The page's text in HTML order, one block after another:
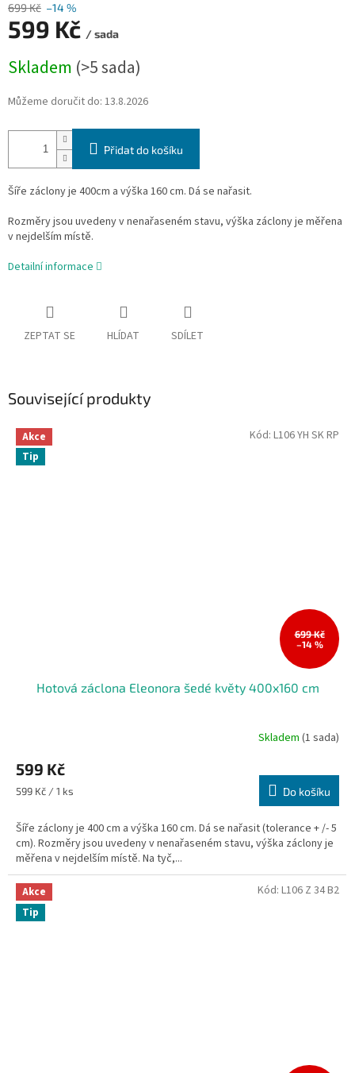
699 Kč –14 %
599 Kč / sada
cena:
Skladem (>5 sada)
Můžeme doručit do: 13.8.2026
Přidat do košíku
Šíře záclony je 400cm a výška 160 cm. Dá se nařasit.
Rozměry jsou uvedeny v nenařaseném stavu, výška záclony je měřena
v nejdelším místě.
Detailní informace
ZEPTAT SE HLÍDAT SDÍLET
Související produkty
Akce
Tip
699 Kč
–14 %
Hotová záclona Eleonora šedé květy 400x160 cm
Skladem (1 sada)
599 Kč
Měrná
599 Kč / 1 ks Do košíku
Šíře záclony je 400 cm a výška 160 cm. Dá se nařasit (tolerance + /- 5
cm). Rozměry jsou uvedeny v nenařaseném stavu, výška záclony je
měřena v nejdelším místě. Na tyč,...
Kód: L106 YH SK RP
Akce
Tip
Kód: L106 Z 34 B2